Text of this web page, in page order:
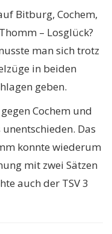
Bitburg, Cochem,
– Losglück?
man sich trotz
in beiden
geben.
Cochem und
Das
konnte wiederum
mit zwei Sätzen
auch der TSV 3